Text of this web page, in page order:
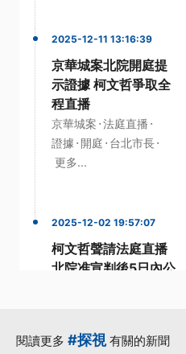
2025-12-11 13:16:39
京華城案北院開庭提
示證據 柯文哲爭取全
程直播
京華城案 ·法庭直播 ·
證據 · 開庭 · 台北市長·
更多...
2025-12-02 19:57:07
柯文哲聲請法庭直播
北院准宣判後5日內公
公開透明·更多...
閱讀更多 #探視有關的新聞